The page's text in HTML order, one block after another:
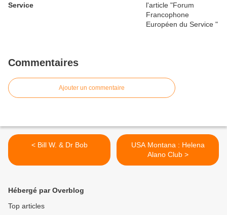
Service
Commentaires
Ajouter un commentaire
< Bill W. & Dr Bob
USA Montana : Helena
Alano Club >
Hébergé par Overblog
Top articles